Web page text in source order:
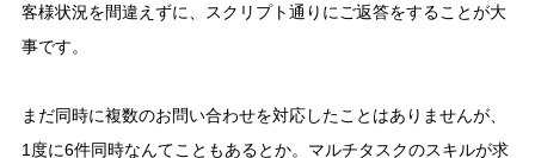
客様状況を間違えずに、スクリプト通りにご返答をすることが大
事です。
まだ同時に複数のお問い合わせを対応したことはありませんが、
1度に6件同時なんてこともあるとか。マルチタスクのスキルが求